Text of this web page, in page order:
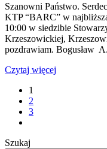
Szanowni Państwo.
KTP “BARC” w
10:00 w siedzibie
Krzeszowickiej,
pozdrawiam. Bogusław
Czytaj więcej
1
2
3
Szukaj